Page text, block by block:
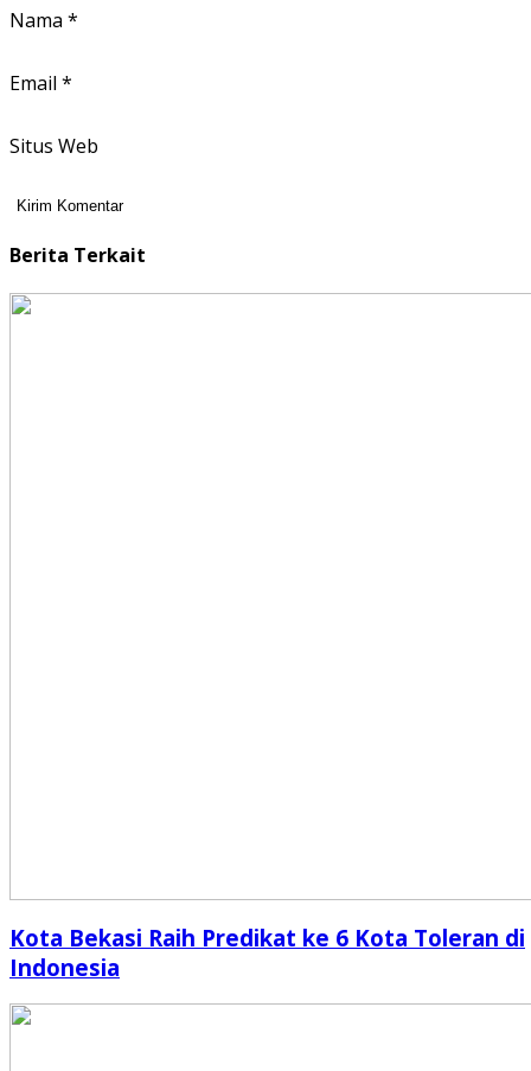
Nama *
Email *
Situs Web
Berita Terkait
Kota Bekasi Raih Predikat ke 6 Kota Toleran di
Indonesia